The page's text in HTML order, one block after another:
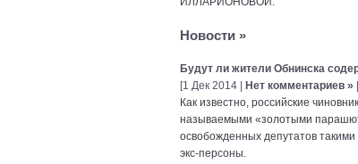
Новости »
Будут ли жители Обнинска
[1 Дек 2014 |
Нет комментариев »
Как известно, российские
называемыми «золотыми
освобожденных депутатов
экс-персоны.